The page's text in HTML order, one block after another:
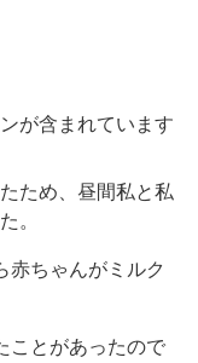
が含まれています
ため、昼間私と私
。
赤ちゃんがミルク
ことがあったので